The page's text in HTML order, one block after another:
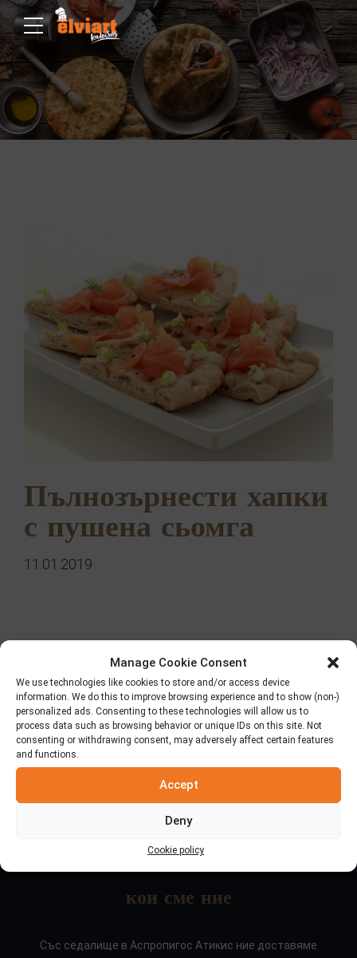
Manage Cookie Consent
We use technologies like cookies to store and/or access device
information. We do this to improve browsing experience and to show (non-)
personalized ads. Consenting to these technologies will allow us to
process data such as browsing behavior or unique IDs on this site. Not
consenting or withdrawing consent, may adversely affect certain features
and functions.
Accept
Deny
Cookie policy
Пълнозърнести хапки
с пушена сьомга
11.01.2019
кои сме ние
Със седалище в Аспропигос Атикис ние доставяме